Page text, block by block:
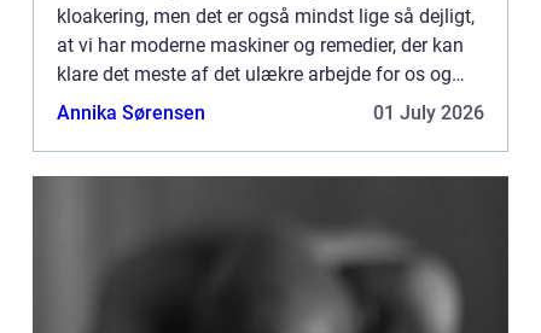
kloakering, men det er også mindst lige så dejligt,
at vi har moderne maskiner og remedier, der kan
klare det meste af det ulækre arbejde for os og
ikke mindst dem, der arbe...
Annika Sørensen 01 July 2026